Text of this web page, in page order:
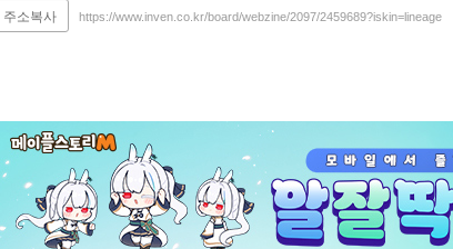
주소복사 https://www.inven.co.kr/board/webzine/2097/2459689?iskin=lineage